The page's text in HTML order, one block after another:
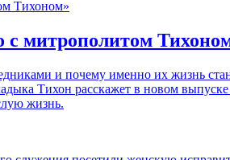
с митрополитом
и почему именно их жизнь
Тихон расскажет в новом
жизнь.